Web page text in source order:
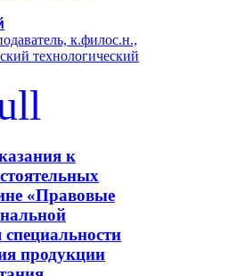
к.филос.н.,
технологический
к
«Правовые
специальности
продукции